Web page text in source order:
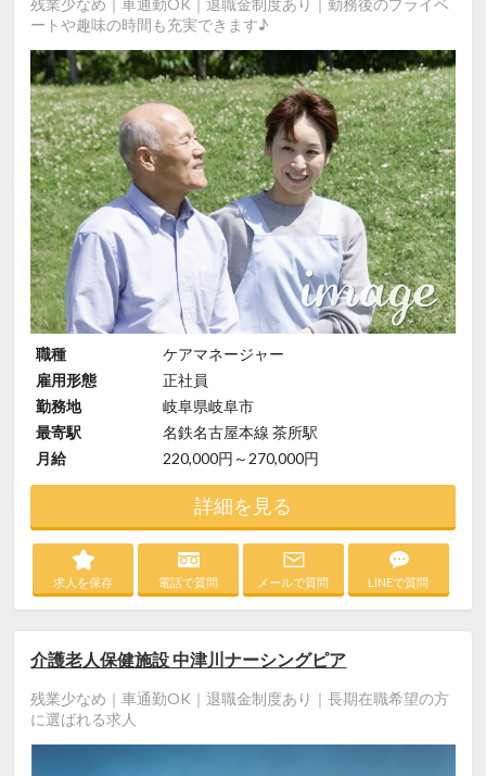
残業少なめ｜車通勤OK｜退職金制度あり｜勤務後のプライベ
ートや趣味の時間も充実できます♪
職種
ケアマネージャー
雇用形態
正社員
勤務地
岐阜県岐阜市
最寄駅
名鉄名古屋本線 茶所駅
月給
220,000円～270,000円
詳細を見る
求人を保存 電話で質問 メールで質問 LINEで質問
介護老人保健施設 中津川ナーシングピア
残業少なめ｜車通勤OK｜退職金制度あり｜長期在職希望の方
に選ばれる求人